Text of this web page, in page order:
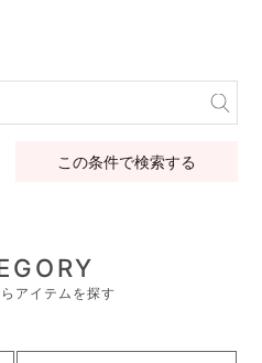
この条件で検索する
アイテムを探す